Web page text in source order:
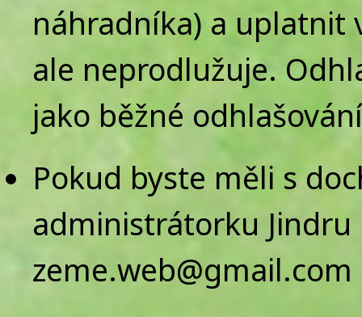
náhradníka) a uplatnit
ale neprodlužuje.
jako běžné
Pokud byste měli s
administrátorku
zeme.web@gmail.com